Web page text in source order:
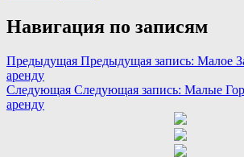
Навигация по записям
Предыдущая Предыдущая запись: Малое
аренду
Следующая Следующая запись: Малые
аренду